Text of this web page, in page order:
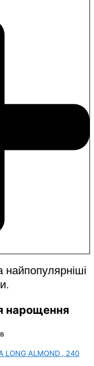
найпопулярніші
нарощення